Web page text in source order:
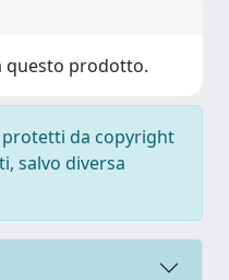
questo prodotto.
protetti da copyright
salvo diversa